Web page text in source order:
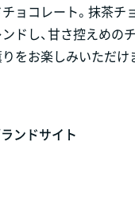
ョコレート。抹茶チ
ドし、甘さ控えめの
をお楽しみいただけ
ンドサイト